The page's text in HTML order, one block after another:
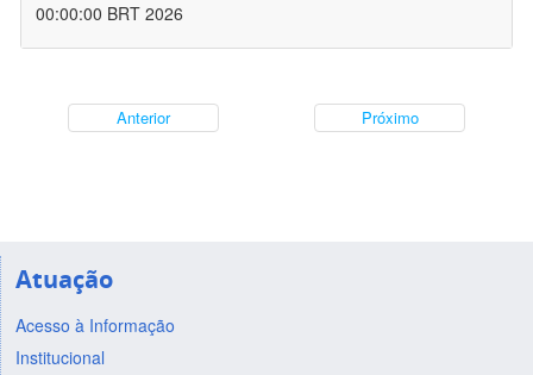
00:00:00 BRT 2026
Anterior Próximo
Atuação
Acesso à Informação
Institucional